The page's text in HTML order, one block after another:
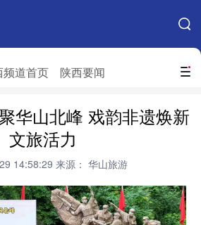
搜索
频道首页 陕西要闻
网站地图
津 河北 山西
吉林 上海
徽 福建 江西
南 湖北 湖南
华山北峰 戏韵非遗焕新
文旅活力
14:58:29 来源： 华山旅游